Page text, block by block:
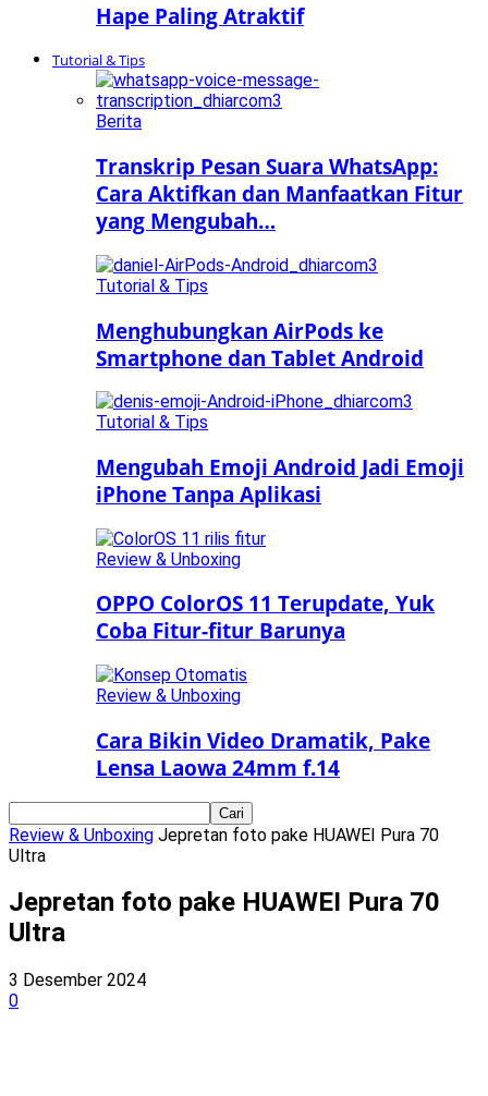
Hape Paling Atraktif
Tutorial & Tips
Berita
Transkrip Pesan Suara WhatsApp:
Cara Aktifkan dan Manfaatkan Fitur
yang Mengubah…
Tutorial & Tips
Menghubungkan AirPods ke
Smartphone dan Tablet Android
Tutorial & Tips
Mengubah Emoji Android Jadi Emoji
iPhone Tanpa Aplikasi
Review & Unboxing
OPPO ColorOS 11 Terupdate, Yuk
Coba Fitur-fitur Barunya
Review & Unboxing
Cara Bikin Video Dramatik, Pake
Lensa Laowa 24mm f.14
Review & Unboxing Jepretan foto pake HUAWEI Pura 70
Ultra
Jepretan foto pake HUAWEI Pura 70
Ultra
3 Desember 2024
0